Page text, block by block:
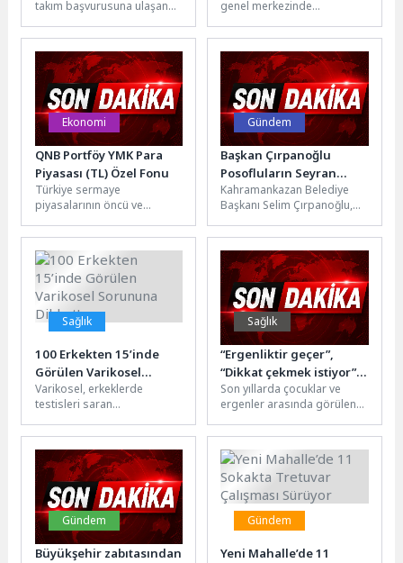
Başlıyor
takım başvurusuna ulaşan
daha geniş bir katılım ve
daha...
genel merkezinde
etkinliğinde tamamen yeni,
tam elektrikli JUKE’u tanıttı
ve...
Ekonomi
QNB Portföy YMK Para
Piyasası (TL) Özel Fonu
Türkiye sermaye
piyasalarının öncü ve
olan QNB Portföy, QNB Bank
ile yeni...
Gündem
Başkan Çırpanoğlu
Posofluların Seyran
Şenliği’ne Katıldı
Kahramankazan Belediye
Başkanı Selim Çırpanoğlu,
Çankaya, Ayvalı ve Sincan
Ardahan-Posoflular
Dernekleri tarafından
düzenlenen...
Sağlık
100 Erkekten 15’inde
Görülen Varikosel
Sorununa Dikkat!
Varikosel, erkeklerde
testisleri saran
şekilde genişlemesi sonucu
oluşan yaygın bir hastalık
olarak biliniyor....
Sağlık
“Ergenliktir geçer”,
“Dikkat çekmek istiyor”,
“Her çocukta olur”
demeyin!
Son yıllarda çocuklar ve
ergenler arasında görülen
zorbalığı, içe kapanma, riskli
davranışlar...
Gündem
Büyükşehir zabıtasından
Gündem
Yeni Mahalle’de 11